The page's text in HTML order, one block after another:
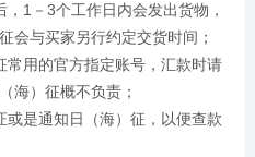
1－3个工作日内会发出货物，
会与买家另行约定交货时间；
用的官方指定账号，汇款时请
海）征概不负责；
是通知日（海）征，以便查款